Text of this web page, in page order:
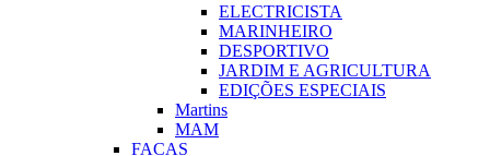
ELECTRICISTA
MARINHEIRO
DESPORTIVO
JARDIM E AGRICULTURA
EDIÇÕES ESPECIAIS
Martins
MAM
FACAS